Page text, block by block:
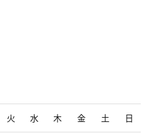
火 水 木 金 土 日